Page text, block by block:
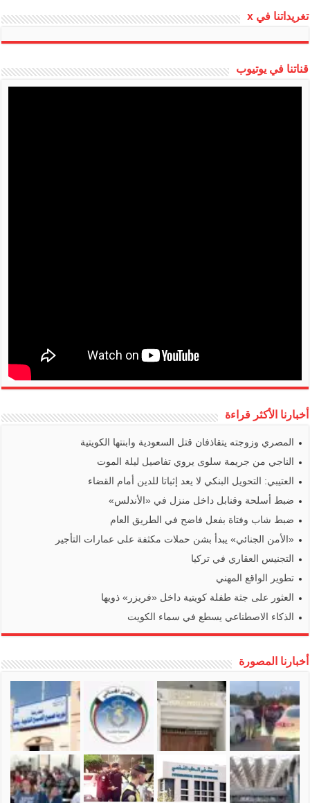
تغريداتنا في x
قناتنا في يوتيوب
أخبارنا الأكثر قراءة
المصري وزوجته يتقاذفان قتل السعودية وابنتها الكويتية
الناجي من جريمة سلوى يروي تفاصيل ليلة الموت
العتيبي: التحويل البنكي لا يعد إثباتا للدين أمام القضاء
ضبط أسلحة وقنابل داخل منزل في «الأندلس»
ضبط شاب وفتاة بفعل فاضح في الطريق العام
«الأمن الجنائي» يبدأ بشن حملات مكثفة على عمارات التأجير
التجنيس العقاري في تركيا
تطوير الواقع المهني
العثور على جثة طفلة كويتية داخل «فريزر» ذويها
الذكاء الاصطناعي يسطع في سماء الكويت
أخبارنا المصورة